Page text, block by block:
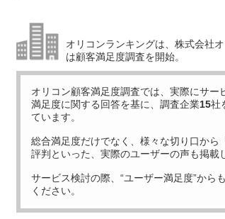
オリコンランキングは、株式会社
は顧客満足度調査を開始。
オリコン顧客満足度調査では、実際にサー
満足度に関する回答を基に、調査企業15社
ています。
総合満足度だけでなく、様々な切り口から
評判といった、実際のユーザーの声も掲載
サービス検討の際、“ユーザー満足度”から
ください。